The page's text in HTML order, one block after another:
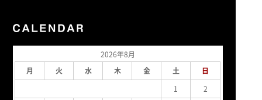
2026年8月
月
火 水 木 金 土
日
1
2